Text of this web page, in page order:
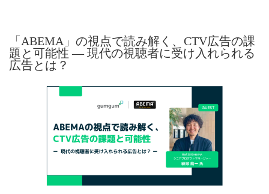
「ABEMA」の視点で読み解く、CTV広告の課
題と可能性 — 現代の視聴者に受け入れられる
広告とは？